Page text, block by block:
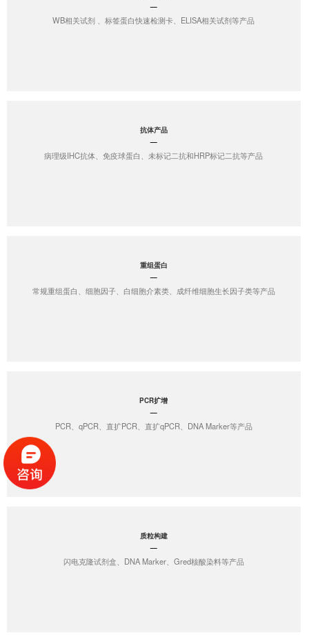
WB相关试剂 、标签蛋白快速检测卡、ELISA相关试剂等产品
抗体产品
病理级IHC抗体、免疫球蛋白、未标记二抗和HRP标记二抗等产品
重组蛋白
常规重组蛋白、细胞因子、白细胞介素类、成纤维细胞生长因子类等产品
PCR扩增
PCR、qPCR、直扩PCR、直扩qPCR、DNA Marker等产品
质粒构建
闪电克隆试剂盒、DNA Marker、Gred核酸染料等产品